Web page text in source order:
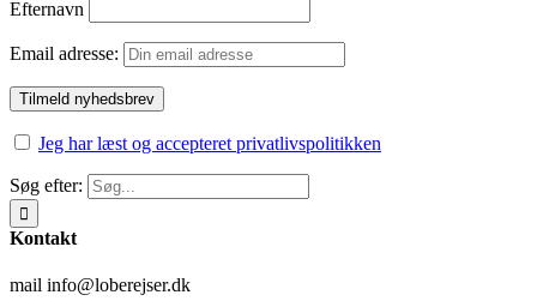
Efternavn
Email adresse:
Jeg har læst og accepteret privatlivspolitikken
Søg efter:
Kontakt
mail info@loberejser.dk